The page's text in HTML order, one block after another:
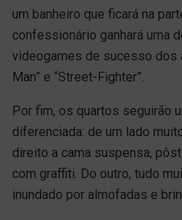
um banheiro que ficará na
confessionário ganhará uma
videogames de sucesso dos
Man” e “Street-Fighter”.
Por fim, os quartos seguirão
diferenciada: de um lado
direito a cama suspensa,
com graffiti. Do outro, tudo
inundado por almofadas e